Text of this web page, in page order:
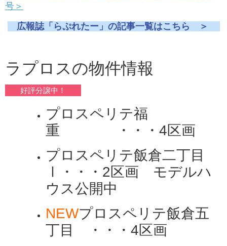
号＞
広報誌「らぷれたー」の記事一覧はこちら ＞
ラプロスの物件情報
好評分譲中！
プロスペリテ福
重 ・・・4区画
プロスペリテ飯倉二丁目
Ⅰ・・・2区画 モデルハ
ウス公開中
NEWプロスペリテ飯倉五
丁目 ・・・4区画